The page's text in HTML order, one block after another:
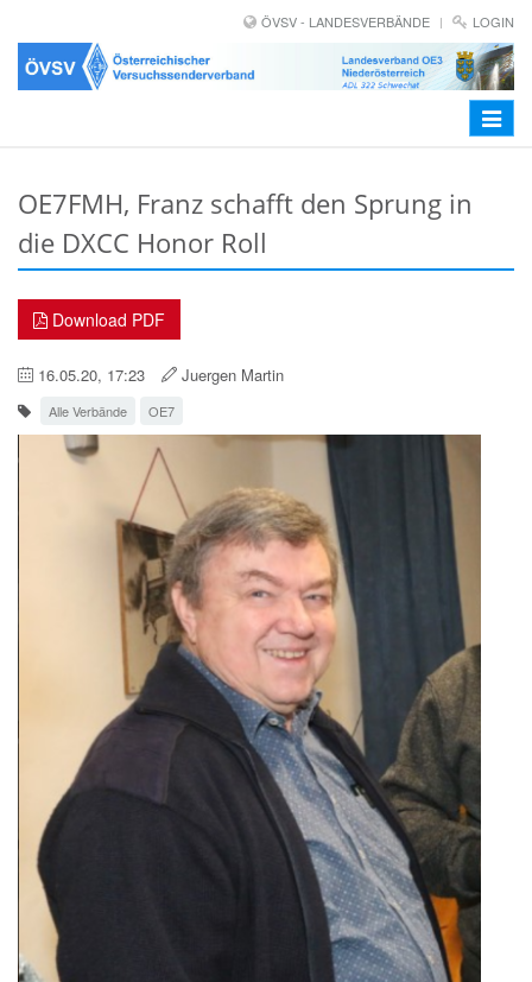
ÖVSV - LANDESVERBÄNDE LOGIN
Toggle
OE7FMH, Franz schafft den Sprung in
die DXCC Honor Roll
Download PDF
16.05.20, 17:23 Juergen Martin
Alle Verbände OE7